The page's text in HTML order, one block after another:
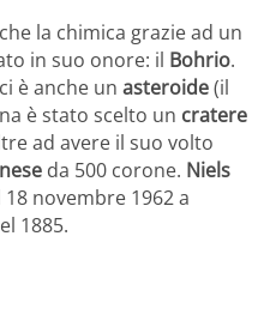
la chimica grazie ad un
in suo onore: il Bohrio.
è anche un asteroide(il
è stato scelto un cratere
ad avere il suo volto
da 500 corone. Niels
novembre 1962 a
1885.